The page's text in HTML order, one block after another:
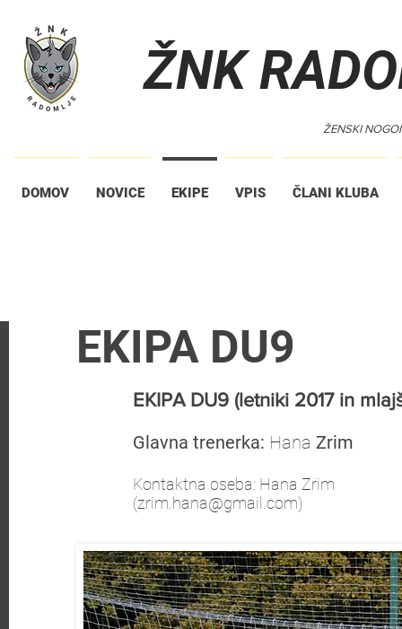
ŽNK
ŽENSKI
DOMOV NOVICE EKIPE VPIS ČLANI KLUBA
EKIPA DU9
EKIPA DU9 (letniki 2017 in
Glavna trenerka: Hana Zrim
Kontaktna oseba: Hana Zrim
(zrim.hana@gmail.com)